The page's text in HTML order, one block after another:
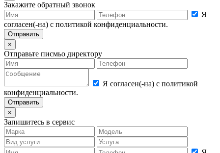
Закажите обратный звонок
Я
согласен(-на) с политикой конфиденциальности.
×
Отправьте писмьо директору
Я согласен(-на) с политикой
конфиденциальности.
×
Запишитесь в сервис